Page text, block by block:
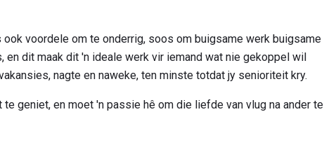
voordele om te onderrig, soos om buigsame werk buigsame
dit maak dit 'n ideale werk vir iemand wat nie gekoppel wil
nagte en naweke, ten minste totdat jy senioriteit kry.
geniet, en moet 'n passie hê om die liefde van vlug na ander te